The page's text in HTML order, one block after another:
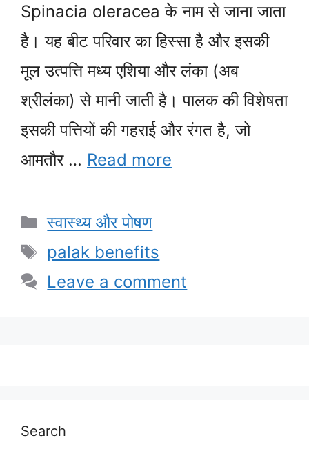
Spinacia oleracea के नाम से जाना जाता
है। यह बीट परिवार का हिस्सा है और इसकी
मूल उत्पत्ति मध्य एशिया और लंका (अब
श्रीलंका) से मानी जाती है। पालक की विशेषता
इसकी पत्तियों की गहराई और रंगत है, जो
आमतौर … Read more
Categories
स्वास्थ्य और पोषण
Tags
palak benefits
Leave a comment
Search